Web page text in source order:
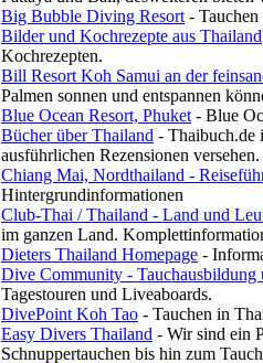
Big Bubble Diving Resort -
Bilder und Kochrezepte aus Thailand
Kochrezepten.
Bill Resort Koh Samui an der
Palmen sonnen und entspannen
Blue Ocean Resort, Phuket - Blue
Bücher über Thailand - Thaibuch.de
ausführlichen Rezensionen versehen.
Chiang Mai, Nordthailand -
Hintergrundinformationen
Club-Thai / Thailand - Land und
im ganzen Land.
Dieters Thailand Homepage -
Dive Community - Tauchausbildung
Tagestouren und Liveaboards.
DivePoint Koh Tao - Tauchen in
Easy Divers Thailand - Wir sind ein
Schnuppertauchen bis hin zum